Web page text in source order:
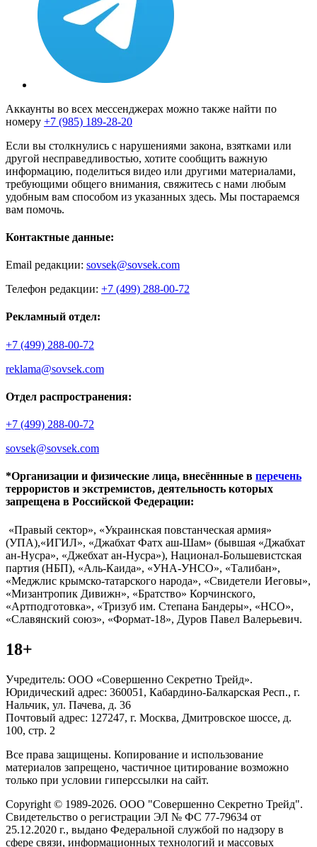
Аккаунты во всех мессенджерах можно также найти по
номеру +7 (985) 189-28-20
Если вы столкнулись с нарушениями закона, взятками или
другой несправедливостью, хотите сообщить важную
информацию, поделиться видео или другими материалами,
требующими общего внимания, свяжитесь с нами любым
удобным вам способом из указанных здесь. Мы постараемся
вам помочь.
Контактные данные:
Email редакции: sovsek@sovsek.com
Телефон редакции: +7 (499) 288-00-72
Рекламный отдел:
+7 (499) 288-00-72
reklama@sovsek.com
Отдел распространения:
+7 (499) 288-00-72
sovsek@sovsek.com
*Организации и физические лица, внесённные в перечень
террористов и экстремистов, деятельность которых
запрещена в Российской Федерации:
«Правый сектор», «Украинская повстанческая армия»
(УПА),«ИГИЛ», «Джабхат Фатх аш-Шам» (бывшая «Джабхат
ан-Нусра», «Джебхат ан-Нусра»), Национал-Большевистская
партия (НБП), «Аль-Каида», «УНА-УНСО», «Талибан»,
«Меджлис крымско-татарского народа», «Свидетели Иеговы»,
«Мизантропик Дивижн», «Братство» Корчинского,
«Артподготовка», «Тризуб им. Степана Бандеры», «НСО»,
«Славянский союз», «Формат-18», Дуров Павел Валерьевич.
18+
Учредитель: ООО «Совершенно Секретно Трейд».
Юридический адрес: 360051, Кабардино-Балкарская Респ., г.
Нальчик, ул. Пачева, д. 36
Почтовый адрес: 127247, г. Москва, Дмитровское шоссе, д.
100, стр. 2
Все права защищены. Копирование и использование
материалов запрещено, частичное цитирование возможно
только при условии гиперссылки на сайт.
Copyright © 1989-2026. ООО "Совершенно Секретно Трейд".
Свидетельство о регистрации ЭЛ № ФС 77-79634 от
25.12.2020 г., выдано Федеральной службой по надзору в
сфере связи, информационных технологий и массовых